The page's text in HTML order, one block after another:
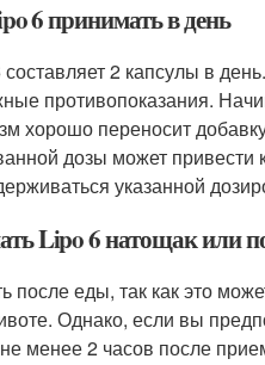
6 принимать в день
2 капсулы в
противопоказания.
хорошо переносит
дозы может
указанной
Lipo 6 натощак или
еды, так как это
Однако, если вы
менее 2 часов после